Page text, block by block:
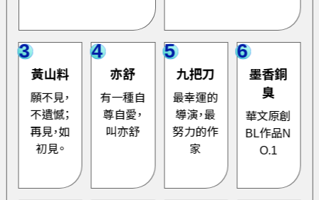
3
黃山料
願不見，
不遺憾；
再見，如
初見。
4
亦舒
有一種自
尊自愛，
叫亦舒
5
九把刀
最幸運的
導演，最
努力的作
家
6
墨香銅
臭
華文原創
BL作品N
O.1